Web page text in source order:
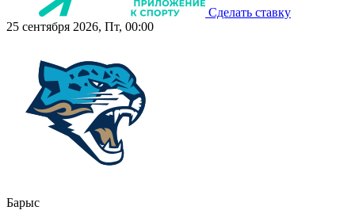
Сделать ставку
25 сентября 2026, Пт, 00:00
Барыс